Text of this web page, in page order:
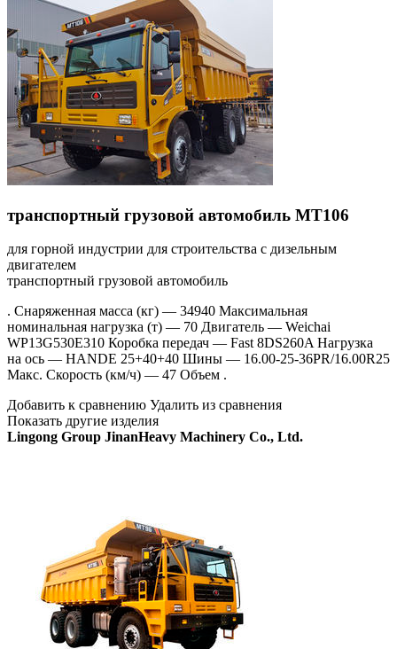
транспортный грузовой автомобиль MT106
для горной индустрии для строительства с дизельным
двигателем
транспортный грузовой автомобиль
. Снаряженная масса (кг) — 34940 Максимальная
номинальная нагрузка (т) — 70 Двигатель — Weichai
WP13G530E310 Коробка передач — Fast 8DS260A Нагрузка
на ось — HANDE 25+40+40 Шины — 16.00-25-36PR/16.00R25
Макс. Скорость (км/ч) — 47 Объем .
Добавить к сравнению Удалить из сравнения
Показать другие изделия
Lingong Group JinanHeavy Machinery Co., Ltd.